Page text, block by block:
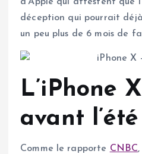
déception qui pourrait
un peu plus de 6 mois de
L’iPhone
avant l’été
Comme le rapporte CNBC